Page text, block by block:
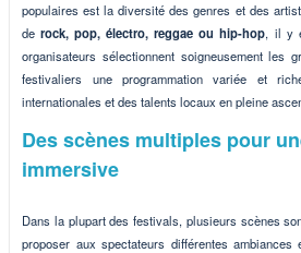
populaires est la diversité des genres et des
derock, pop, électro, reggae ou hip-hop, il y
organisateurs sélectionnent soigneusement les
festivaliers une programmation variée et
internationales et des talents locaux en pleine
Des scènes multiples pour
immersive
Dans la plupart des festivals, plusieurs scènes
proposer aux spectateurs différentes